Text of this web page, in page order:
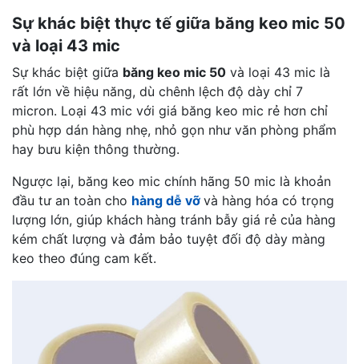
Sự khác biệt thực tế giữa băng keo mic 50
và loại 43 mic
Sự khác biệt giữa băng keo mic 50 và loại 43 mic là
rất lớn về hiệu năng, dù chênh lệch độ dày chỉ 7
micron. Loại 43 mic với giá băng keo mic rẻ hơn chỉ
phù hợp dán hàng nhẹ, nhỏ gọn như văn phòng phẩm
hay bưu kiện thông thường.
Ngược lại, băng keo mic chính hãng 50 mic là khoản
đầu tư an toàn cho hàng dễ vỡ và hàng hóa có trọng
lượng lớn, giúp khách hàng tránh bẫy giá rẻ của hàng
kém chất lượng và đảm bảo tuyệt đối độ dày màng
keo theo đúng cam kết.